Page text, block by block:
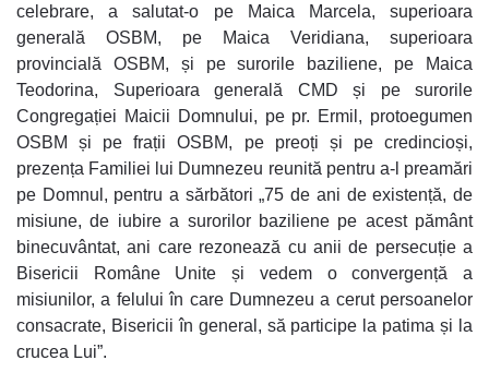
celebrare, a salutat-o pe Maica Marcela, superioara
generală OSBM, pe Maica Veridiana, superioara
provincială OSBM, și pe surorile baziliene, pe Maica
Teodorina, Superioara generală CMD și pe surorile
Congregației Maicii Domnului, pe pr. Ermil, protoegumen
OSBM și pe frații OSBM, pe preoți și pe credincioși,
prezența Familiei lui Dumnezeu reunită pentru a-l preamări
pe Domnul, pentru a sărbători „75 de ani de existență, de
misiune, de iubire a surorilor baziliene pe acest pământ
binecuvântat, ani care rezonează cu anii de persecuție a
Bisericii Române Unite și vedem o convergență a
misiunilor, a felului în care Dumnezeu a cerut persoanelor
consacrate, Bisericii în general, să participe la patima și la
crucea Lui”.